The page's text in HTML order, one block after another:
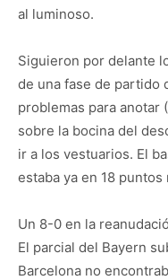
al luminoso.
Siguieron por delante
de una fase de partido
problemas para anotar
sobre la bocina del
ir a los vestuarios. El
estaba ya en 18 puntos
Un 8-0 en la
El parcial del Bayern
Barcelona no